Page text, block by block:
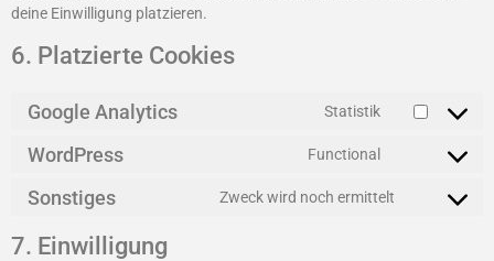
deine Einwilligung platzieren.
6. Platzierte Cookies
Google Analytics Statistik
WordPress Functional
Sonstiges Zweck wird noch ermittelt
7. Einwilligung